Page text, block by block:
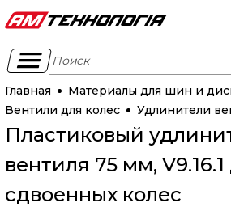
Поиск
Главная
Материалы для шин и
Вентили для колес
Удлинители
Пластиковый
вентиля 75 мм, V9.16.1
сдвоенных колес